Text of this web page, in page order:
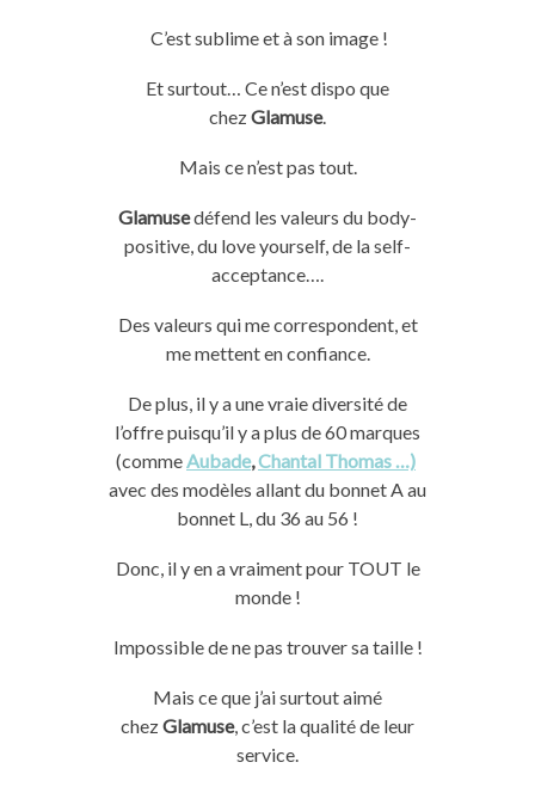
C’est sublime et à son image !
Et surtout… Ce n’est dispo que
chezGlamuse.
Mais ce n’est pas tout.
Glamusedéfend les valeurs du body-
positive, du love yourself, de la self-
acceptance….
Des valeurs qui me correspondent, et
me mettenten confiance.
De plus, il y a une vraie diversité de
l’offre puisqu’il y a plus de 60 marques
(comme Aubade,Chantal Thomas …)
avec des modèles allant du bonnet A au
bonnet L, du 36 au 56 !
Donc, il y en a vraiment pour TOUT le
monde !
Impossible de ne pas trouver sa taille !
Mais ce que j’ai surtout aimé
chezGlamuse, c’est la qualité de leur
service.